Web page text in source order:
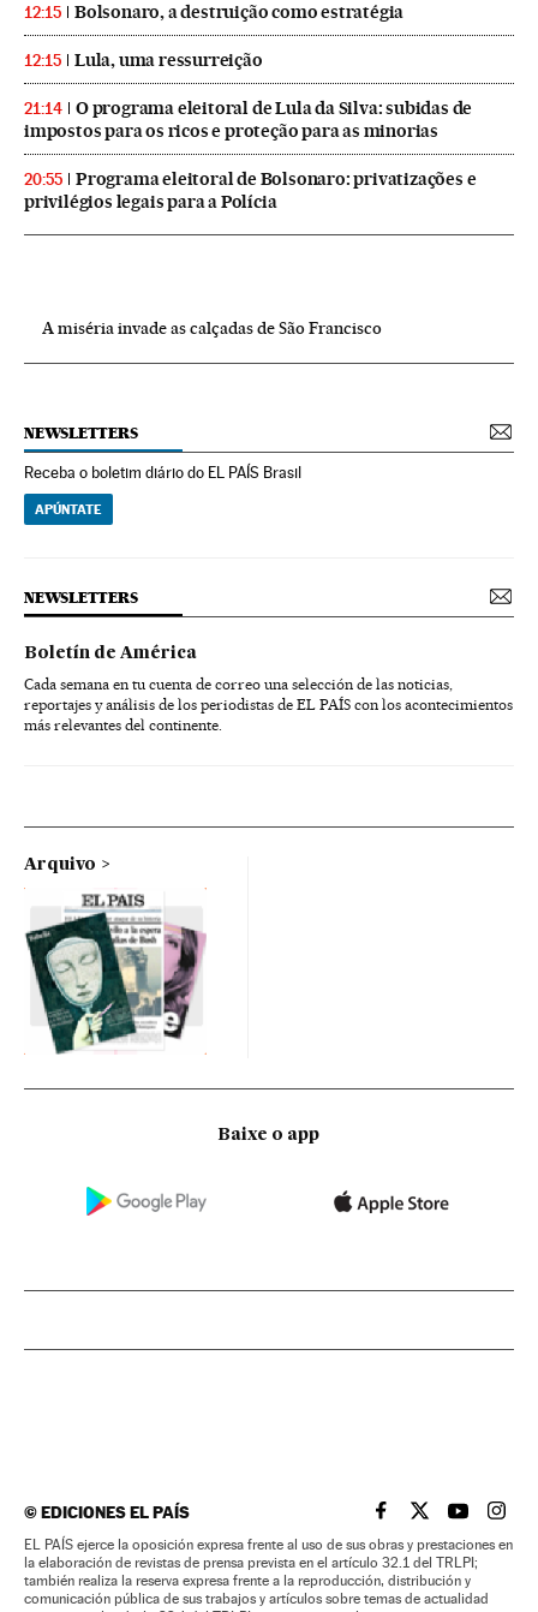
12:15 Bolsonaro, a destruição como estratégia
12:15 Lula, uma ressurreição
21:14
O programa eleitoral de Lula da Silva: subidas de
impostos para os ricos e proteção para as minorias
20:55
Programa eleitoral de Bolsonaro: privatizações e
privilégios legais para a Polícia
A miséria invade as calçadas de São Francisco
NEWSLETTERS
Receba o boletim diário do EL PAÍS Brasil
APÚNTATE
NEWSLETTERS
Boletín de América
Cada semana en tu cuenta de correo una selección de las noticias,
reportajes y análisis de los periodistas de EL PAÍS con los acontecimientos
más relevantes del continente.
Arquivo
Baixe o app
©EDICIONES EL PAÍS EL PAÍS BRASIL EN
EL PAÍSEL PAÍS
EL
EL PAÍS ejerce la oposición expresa frente al uso de sus obras y prestaciones en
la elaboración de revistas de prensa prevista en el artículo 32.1 del TRLPI;
también realiza la reserva expresa frente a la reproducción, distribución y
comunicación pública de sus trabajos y artículos sobre temas de actualidad